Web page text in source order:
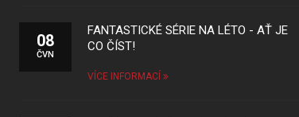
08
ČVN
FANTASTICKÉ SÉRIE NA LÉTO - AŤ JE
CO ČÍST!
VÍCE INFORMACÍ